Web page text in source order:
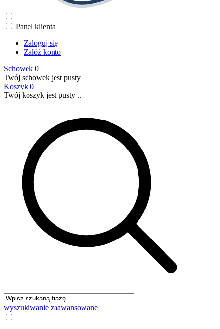
Panel klienta
Zaloguj się
Załóż konto
Schowek 0
Twój schowek jest pusty
Koszyk 0
Twój koszyk jest pusty ...
wyszukiwanie zaawansowane